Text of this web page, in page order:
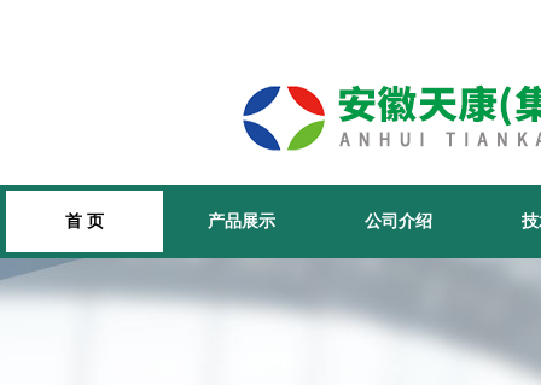
首 页 产品展示 公司介绍